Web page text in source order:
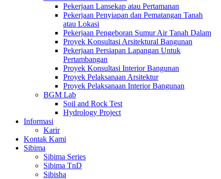
Pekerjaan Lansekap atau Pertamanan
Pekerjaan Penyiapan dan Pematangan Tanah
atau Lokasi
Pekerjaan Pengeboran Sumur Air Tanah Dalam
Proyek Konsultasi Arsitektural Bangunan
Pekerjaan Persiapan Lapangan Untuk
Pertambangan
Proyek Konsultasi Interior Bangunan
Proyek Pelaksanaan Arsitektur
Proyek Pelaksanaan Interior Bangunan
BGM Lab
Soil and Rock Test
Hydrology Project
Informasi
Karir
Kontak Kami
Sibima
Sibima Series
Sibima TnD
Sibisha